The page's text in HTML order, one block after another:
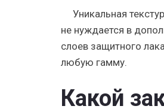
Уникальная
не нуждается в
слоев защитного
любую гамму.
Какой